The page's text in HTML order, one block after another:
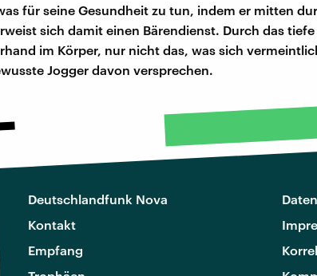
für seine Gesundheit zu tun, indem er mitten
sich damit einen Bärendienst. Durch das tiefe
im Körper, nur nicht das, was sich
Jogger davon versprechen.
Deutschlandfunk Nova
Kontakt
Empfang